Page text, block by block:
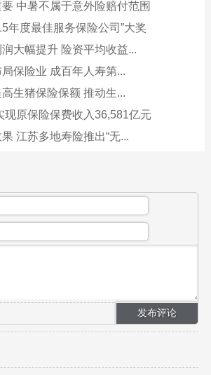
中暑不属于意外险赔付范围
年度最佳服务保险公司”大奖
润大幅提升 险资平均收益...
保险业 成百年人寿第...
生猪保险保额 推动生...
现原保险保费收入36,581亿元
江苏多地寿险推出“无...